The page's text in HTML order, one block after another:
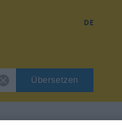
DE
Übersetzen